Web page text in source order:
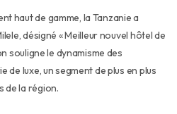
haut de gamme, la Tanzanie a
désigné « Meilleur nouvel hôtel de
souligne le dynamisme des
de luxe, un segment de plus en plus
de la région.